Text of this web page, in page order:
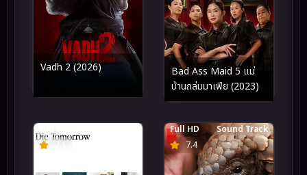
Vadh 2 (2026)
Bad Ass Maid 5 แม่
บ้านถล่มมาเฟีย (2023)
7.4
Full HD Sound Track